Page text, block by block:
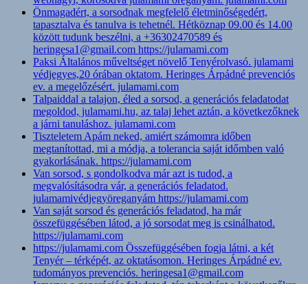
Önmagadért, a sorsodnak megfelelő életminőségedért,
tapasztalva és tanulva is tehetnél. Hétköznap 09.00 és 14.00
között tudunk beszélni, a +36302470589 és
heringesa1@gmail.com https://julamami.com
Paksi Általános műveltséget növelő Tenyérolvasó. julamami
védjegyes,20 órában oktatom. Heringes Árpádné prevenciós
ev. a megelőzésért. julamami.com
Talpaiddal a talajon, éled a sorsod, a generációs feladatodat
megoldod, julamami.hu, az talaj lehet aztán, a következőknek
a járni tanuláshoz. julamami.com
Tiszteletem Apám neked, amiért számomra időben
megtanítottad, mi a módja, a tolerancia saját időmben való
gyakorlásának. https://julamami.com
Van sorsod, s gondolkodva már azt is tudod, a
megvalósításodra vár, a generációs feladatod.
julamamivédjegyöreganyám https://julamami.com
Van saját sorsod és generációs feladatod, ha már
összefüggésében látod, a jó sorsodat meg is csinálhatod.
https://julamami.com
https://julamami.com Összefüggésében fogja látni, a két
Tenyér – térképét, az oktatásomon. Heringes Árpádné ev.
tudományos prevenciós. heringesa1@gmail.com